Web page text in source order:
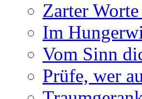
Zarter
Im
Vom Sinn
Prüfe, wer